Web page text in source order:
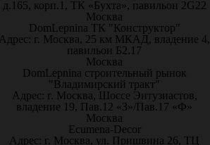
д.165, корп.1, ТК «Бухта», павильон 2G22
Москва
DomLepnina ТК "Конструктор"
г. Москва, 25 км МКАД, владение 4,
павильон Б2.17
Москва
DomLepnina строительный рынок
"Владимирский тракт"
Адрес: г. Москва, Шоссе Энтузиастов,
владение 19, Пав.12 «З»/Пав.17 «Ф»
Москва
Ecumena-Decor
Адрес: г. Москва, ул. Пришвина 26, ТЦ